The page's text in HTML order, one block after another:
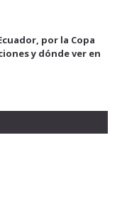
por la Copa
y dónde ver en